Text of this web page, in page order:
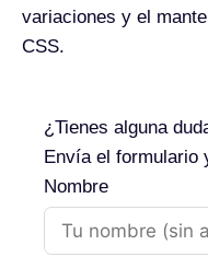
variaciones y el
CSS.
¿Tienes alguna
Envía el formulario
Nombre